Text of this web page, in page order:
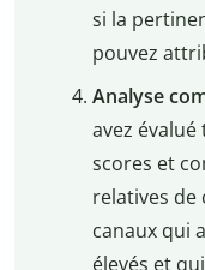
si la
pouvez
Analyse
avez évalué
scores et
relatives de
canaux qui
élevés et